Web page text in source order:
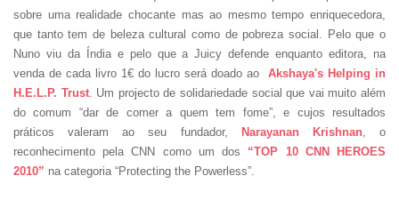
sobre uma realidade chocante mas ao mesmo tempo enriquecedora,
que tanto tem de beleza cultural como de pobreza social. Pelo que o
Nuno viu da Índia e pelo que a Juicy defende enquanto editora, na
venda de cada livro 1€ do lucro será doado ao Akshaya's Helping in
H.E.L.P. Trust. Um projecto de solidariedade social que vai muito além
do comum “dar de comer a quem tem fome”, e cujos resultados
práticos valeram ao seu fundador,
Narayanan Krishnan, o
reconhecimento pela CNN como um dos “TOP 10 CNN HEROES
2010” na categoria “Protecting the Powerless”.